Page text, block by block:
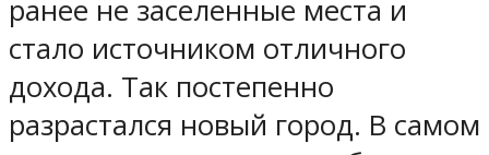
ранее не заселенные места и
стало источником отличного
дохода. Так постепенно
разрастался новый город. В самом